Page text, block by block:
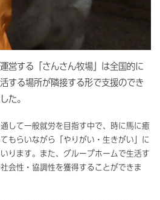
する「さんさん牧場」は全国的に
する場所が隣接する形で支援のでき
た。
して一般就労を目指す中で、時に馬に癒
もらいながら「やりがい・生きがい」に
ります。また、グループホームで生活す
会性・協調性を獲得することができま